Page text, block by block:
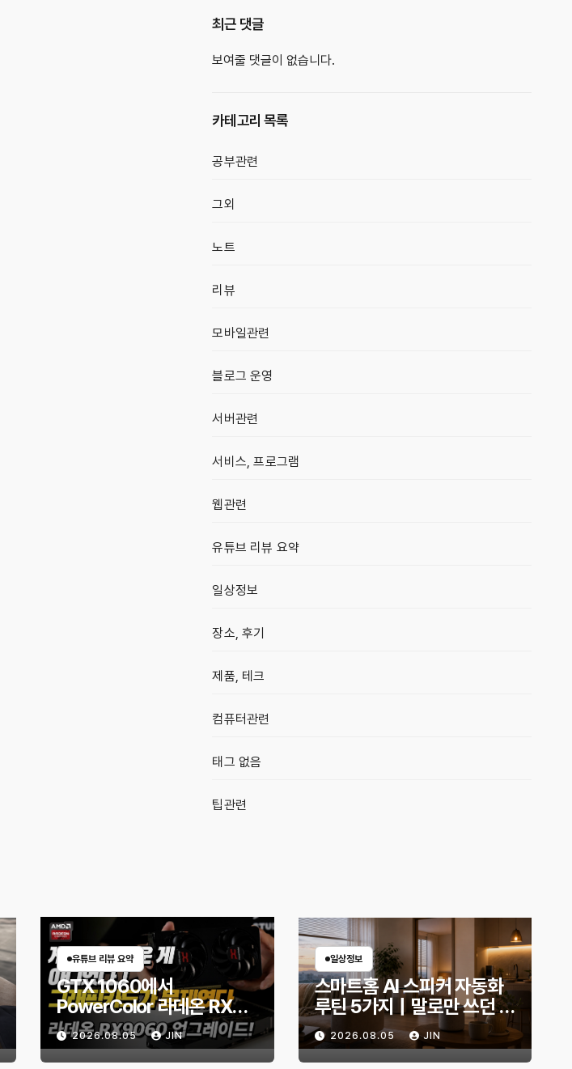
최근 댓글
보여줄 댓글이 없습니다.
카테고리 목록
공부관련
그외
노트
리뷰
모바일관련
블로그 운영
서버관련
서비스, 프로그램
웹관련
유튜브 리뷰 요약
일상정보
장소, 후기
제품, 테크
컴퓨터관련
태그 없음
팁관련
유튜브 리뷰 요약
GTX 1060에서
PowerColor 라데온 RX
9060 Reaper 8GB로 교
체한 후기｜엘든링·몬스터
2026.08.05 JIN
일상정보
스마트홈 AI 스피커 자동화
루틴 5가지｜말로만 쓰던 스
피커, 생활이 편해지는 설정
은?2026.08.05 JIN